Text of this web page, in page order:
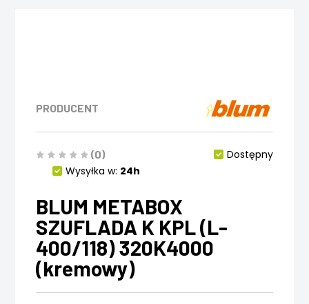
PRODUCENT
(0)
Dostępny
Wysyłka w: 24h
BLUM METABOX
SZUFLADA K KPL (L-
400/118) 320K4000
(kremowy)